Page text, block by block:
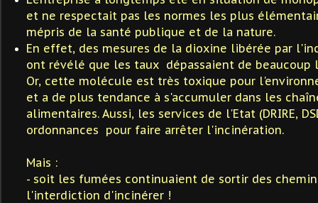
et ne respectait pas les normes les plus
mépris de la santé publique et de la nature.
En effet, des mesures de la dioxine libérée par
ont révélé que les taux dépassaient de beaucoup
Or, cette molécule est très toxique pour
et a de plus tendance à s'accumuler dans les
alimentaires. Aussi, les services de l'Etat (DRIRE,
ordonnances pour faire arrêter l'incinération.
Mais :
- soit les fumées continuaient de sortir des
l'interdiction d'incinérer !